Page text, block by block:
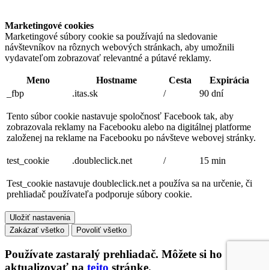
Marketingové cookies
Marketingové súbory cookie sa používajú na sledovanie
návštevníkov na rôznych webových stránkach, aby umožnili
vydavateľom zobrazovať relevantné a pútavé reklamy.
Meno Hostname Cesta
Expirácia
_fbp
.itas.sk / 90 dní
Tento súbor cookie nastavuje spoločnosť Facebook tak, aby
zobrazovala reklamy na Facebooku alebo na digitálnej platforme
založenej na reklame na Facebooku po návšteve webovej stránky.
test_cookie .doubleclick.net / 15 min
Test_cookie nastavuje doubleclick.net a používa sa na určenie, či
prehliadač používateľa podporuje súbory cookie.
Uložiť nastavenia
Zakázať všetko
Povoliť všetko
Používate zastaralý prehliadač. Môžete si ho
aktualizovať na tejto stránke.